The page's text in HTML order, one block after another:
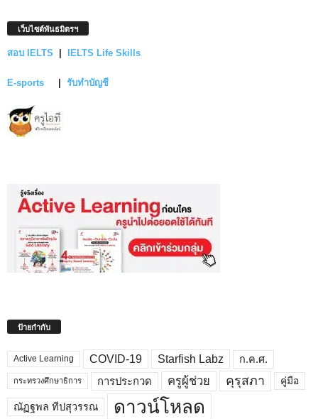
เว็บไซต์พันธมิตรฯ
สอบ IELTS IELTS Life Skills
E-sports รับทำบัญชี
ป้ายกำกับ
Active Learning COVID-19 Starfish Labz ก.ค.ศ.
กระทรวงศึกษาธิการ การประกวด ครูผู้ช่วย คุรุสภา คู่มือ
ณัฏฐพล ทีปสุวรรณ ดาวน์โหลด